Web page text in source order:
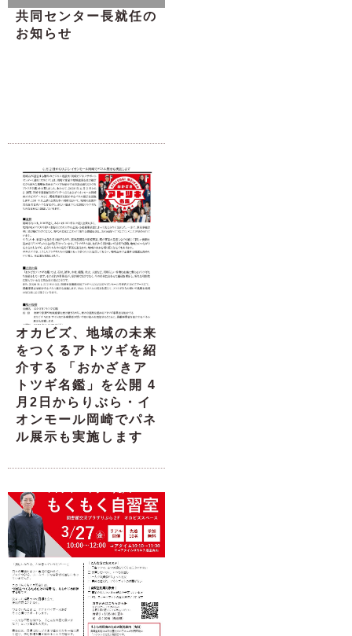
共同センター長就任の
お知らせ
オカビズ、地域の未来
をつくるアトツギを紹
介する 「おかざきア
トツギ名鑑」を公開 4
月2日からりぶら・イ
オンモール岡崎でパネ
ル展示も実施します